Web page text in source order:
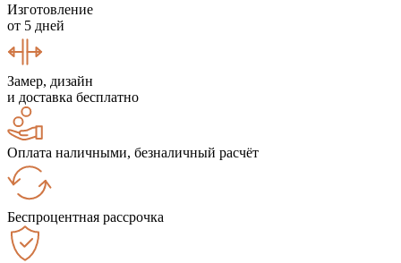
Изготовление
от 5 дней
Замер, дизайн
и доставка бесплатно
Оплата наличными, безналичный расчёт
Беспроцентная рассрочка